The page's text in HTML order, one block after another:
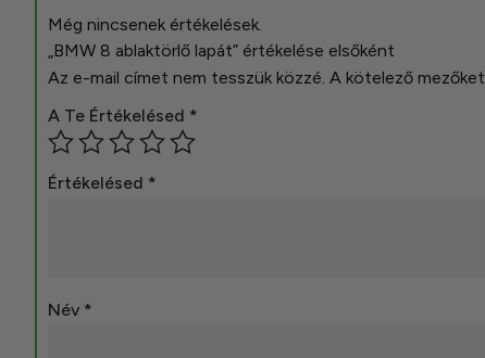
Még nincsenek értékelések.
„BMW 8 ablaktörlő lapát” értékelése elsőként
Az e-mail címet nem tesszük közzé. A kötelező mezőket
A Te Értékelésed *
Értékelésed *
Név *